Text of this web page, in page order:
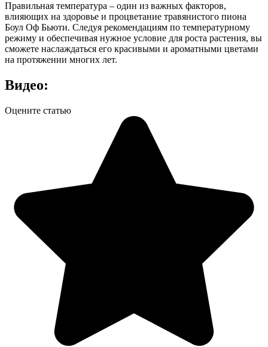
Правильная температура – один из важных факторов,
влияющих на здоровье и процветание травянистого пиона
Боул Оф Бьюти. Следуя рекомендациям по температурному
режиму и обеспечивая нужное условие для роста растения, вы
сможете наслаждаться его красивыми и ароматными цветами
на протяжении многих лет.
Видео:
Оцените статью